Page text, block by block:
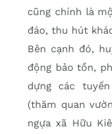
cũng chính là
đáo, thu hút
Bên cạnh đó,
động bảo tồn,
dựng các
(thăm quan
ngựa xã Hữu